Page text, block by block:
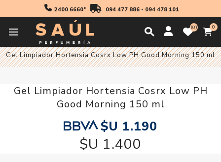
2400 6660* 094 477 886- 094 478 101
0 0
Inicio
Gel Limpiador Hortensia Cosrx Low PH Good Morning 150 ml
Gel Limpiador Hortensia Cosrx Low PH
Good Morning 150 ml
$U 1.190
$U 1.400